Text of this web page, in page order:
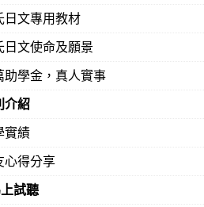
日文專用教材
日文使命及願景
助學金，真人實事
介紹
實績
心得分享
試聽